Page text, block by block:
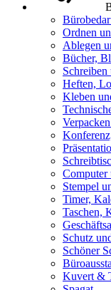
Ordnen
Ablegen
Bücher,
Heften,
Kleben
Computer
Stempel
Timer,
Taschen,
Schutz
Schöner
Kuvert &